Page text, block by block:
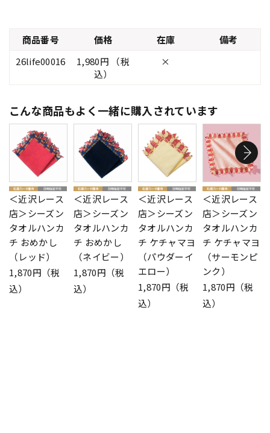
商品番号 価格 在庫
備考
26life00016
1,980円 （税
込）
×
こんな商品もよく一緒に購入されています
＜近沢レース
店＞シーズン
タオルハンカ
チ おめかし
（レッド）
1,870円（税
込）
＜近沢レース
店＞シーズン
タオルハンカ
チ おめかし
（ネイビー）
1,870円（税
込）
＜近沢レース
店＞シーズン
タオルハンカ
チ ケチャマヨ
（パウダーイ
エロー）
1,870円（税
込）
＜近沢レース
店＞シーズン
タオルハンカ
チ ケチャマヨ
（サーモンピ
ンク）
1,870円（税
込）